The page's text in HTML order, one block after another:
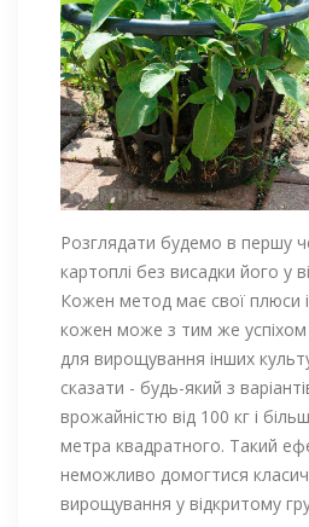
Розглядати будемо в першу
картоплі без висадки його у
Кожен метод має свої плюси
кожен може з тим же успіхом
для вирощування інших
сказати - будь-який з
врожайністю від 100 кг і
метра квадратного. Такий
неможливо домогтися
вирощування у відкритому